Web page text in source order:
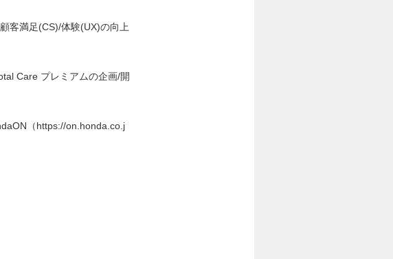
客満足(CS)/体験(UX)の向上
Care プレミアムの企画/開
（https://on.honda.co.j